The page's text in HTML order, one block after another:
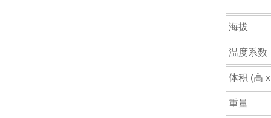
海拔
温度系数
体积 (高
重量